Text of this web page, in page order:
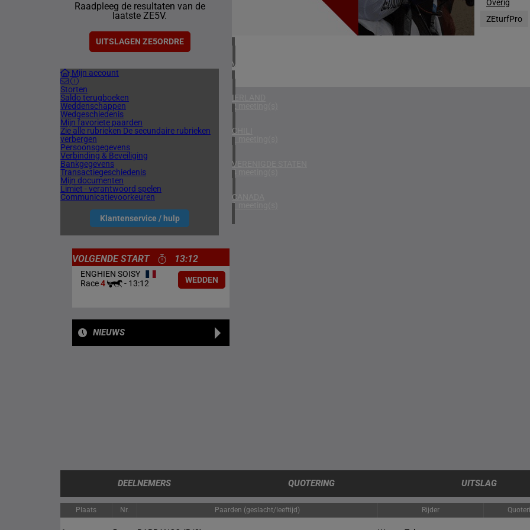
Raadpleeg de resultaten van de
laatste ZE5V.
UITSLAGEN ZE5ORDRE
Mijn account
Storten
Saldo terugboeken
Weddenschappen
Wedgeschiedenis
Mijn favoriete paarden
Zie alle rubrieken De secundaire rubrieken
verbergen
Persoonsgegevens
Verbinding & Beveiliging
Bankgegevens
Transactiegeschiedenis
Mijn documenten
Limiet - verantwoord spelen
Communicatievoorkeuren
Klantenservice / hulp
1 meeting(s)
VERENIGD KONINKRIJK
5 meeting(s)
IERLAND
2 meeting(s)
CHILI
1 meeting(s)
VERENIGDE STATEN
4 meeting(s)
CANADA
1 meeting(s)
Overig
ZEturfPro
VOLGENDE START 13:12
ENGHIEN SOISY
Race4 - 13:12 WEDDEN
NIEUWS
DEELNEMERS QUOTERING UITSLAG
Plaats Nr. Paarden (geslacht/leeftijd) Rijder